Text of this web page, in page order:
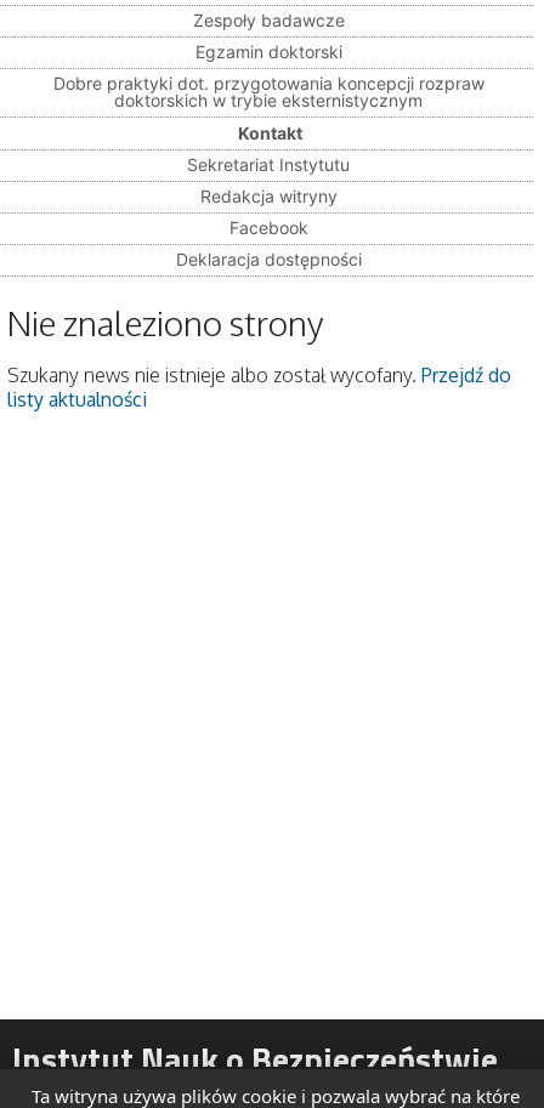
Ta witryna używa plików cookie i pozwala wybrać na które
Zespoły badawcze
Egzamin doktorski
Dobre praktyki dot. przygotowania koncepcji rozpraw
doktorskich w trybie eksternistycznym
Kontakt
Sekretariat Instytutu
Redakcja witryny
Facebook
Deklaracja dostępności
Nie znaleziono strony
Szukany news nie istnieje albo został wycofany. Przejdź do
listy aktualności
Instytut Nauk o Bezpieczeństwie
ul. Żytnia 39